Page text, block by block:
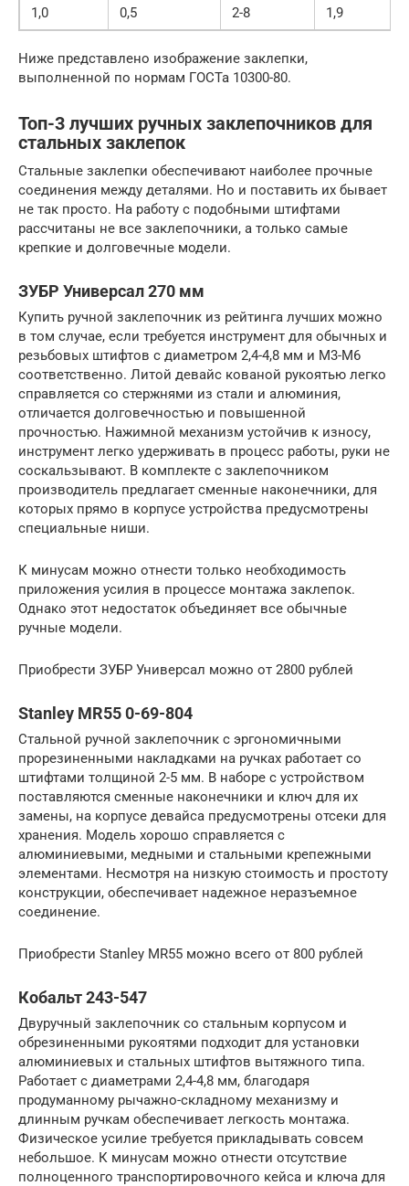
1,0
0,5 2-8 1,9
Ниже представлено изображение заклепки,
выполненной по нормам ГОСТа 10300-80.
Топ-3 лучших ручных заклепочников для
стальных заклепок
Стальные заклепки обеспечивают наиболее прочные
соединения между деталями. Но и поставить их бывает
не так просто. На работу с подобными штифтами
рассчитаны не все заклепочники, а только самые
крепкие и долговечные модели.
ЗУБР Универсал 270 мм
Купить ручной заклепочник из рейтинга лучших можно
в том случае, если требуется инструмент для обычных и
резьбовых штифтов с диаметром 2,4-4,8 мм и М3-М6
соответственно. Литой девайс кованой рукоятью легко
справляется со стержнями из стали и алюминия,
отличается долговечностью и повышенной
прочностью. Нажимной механизм устойчив к износу,
инструмент легко удерживать в процесс работы, руки не
соскальзывают. В комплекте с заклепочником
производитель предлагает сменные наконечники, для
которых прямо в корпусе устройства предусмотрены
специальные ниши.
К минусам можно отнести только необходимость
приложения усилия в процессе монтажа заклепок.
Однако этот недостаток объединяет все обычные
ручные модели.
Приобрести ЗУБР Универсал можно от 2800 рублей
Stanley MR55 0-69-804
Стальной ручной заклепочник с эргономичными
прорезиненными накладками на ручках работает со
штифтами толщиной 2-5 мм. В наборе с устройством
поставляются сменные наконечники и ключ для их
замены, на корпусе девайса предусмотрены отсеки для
хранения. Модель хорошо справляется с
алюминиевыми, медными и стальными крепежными
элементами. Несмотря на низкую стоимость и простоту
конструкции, обеспечивает надежное неразъемное
соединение.
Приобрести Stanley MR55 можно всего от 800 рублей
Кобальт 243-547
Двуручный заклепочник со стальным корпусом и
обрезиненными рукоятями подходит для установки
алюминиевых и стальных штифтов вытяжного типа.
Работает с диаметрами 2,4-4,8 мм, благодаря
продуманному рычажно-складному механизму и
длинным ручкам обеспечивает легкость монтажа.
Физическое усилие требуется прикладывать совсем
небольшое. К минусам можно отнести отсутствие
полноценного транспортировочного кейса и ключа для